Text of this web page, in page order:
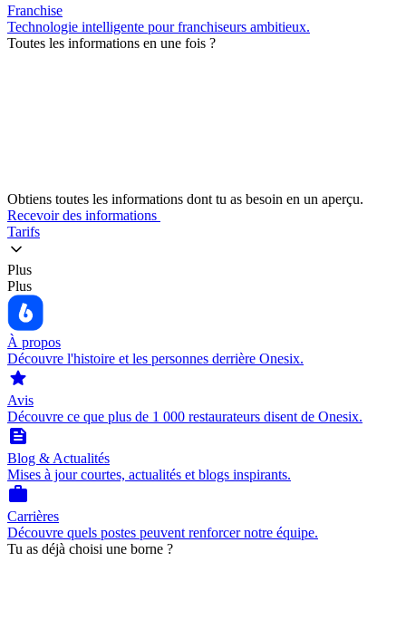
Franchise
Technologie intelligente pour franchiseurs ambitieux.
Toutes les informations en une fois ?
Obtiens toutes les informations dont tu as besoin en un aperçu.
Recevoir des informations
Tarifs
Plus
Plus
À propos
Découvre l'histoire et les personnes derrière Onesix.
star
Avis
Découvre ce que plus de 1 000 restaurateurs disent de Onesix.
feed
Blog & Actualités
Mises à jour courtes, actualités et blogs inspirants.
work
Carrières
Découvre quels postes peuvent renforcer notre équipe.
Tu as déjà choisi une borne ?